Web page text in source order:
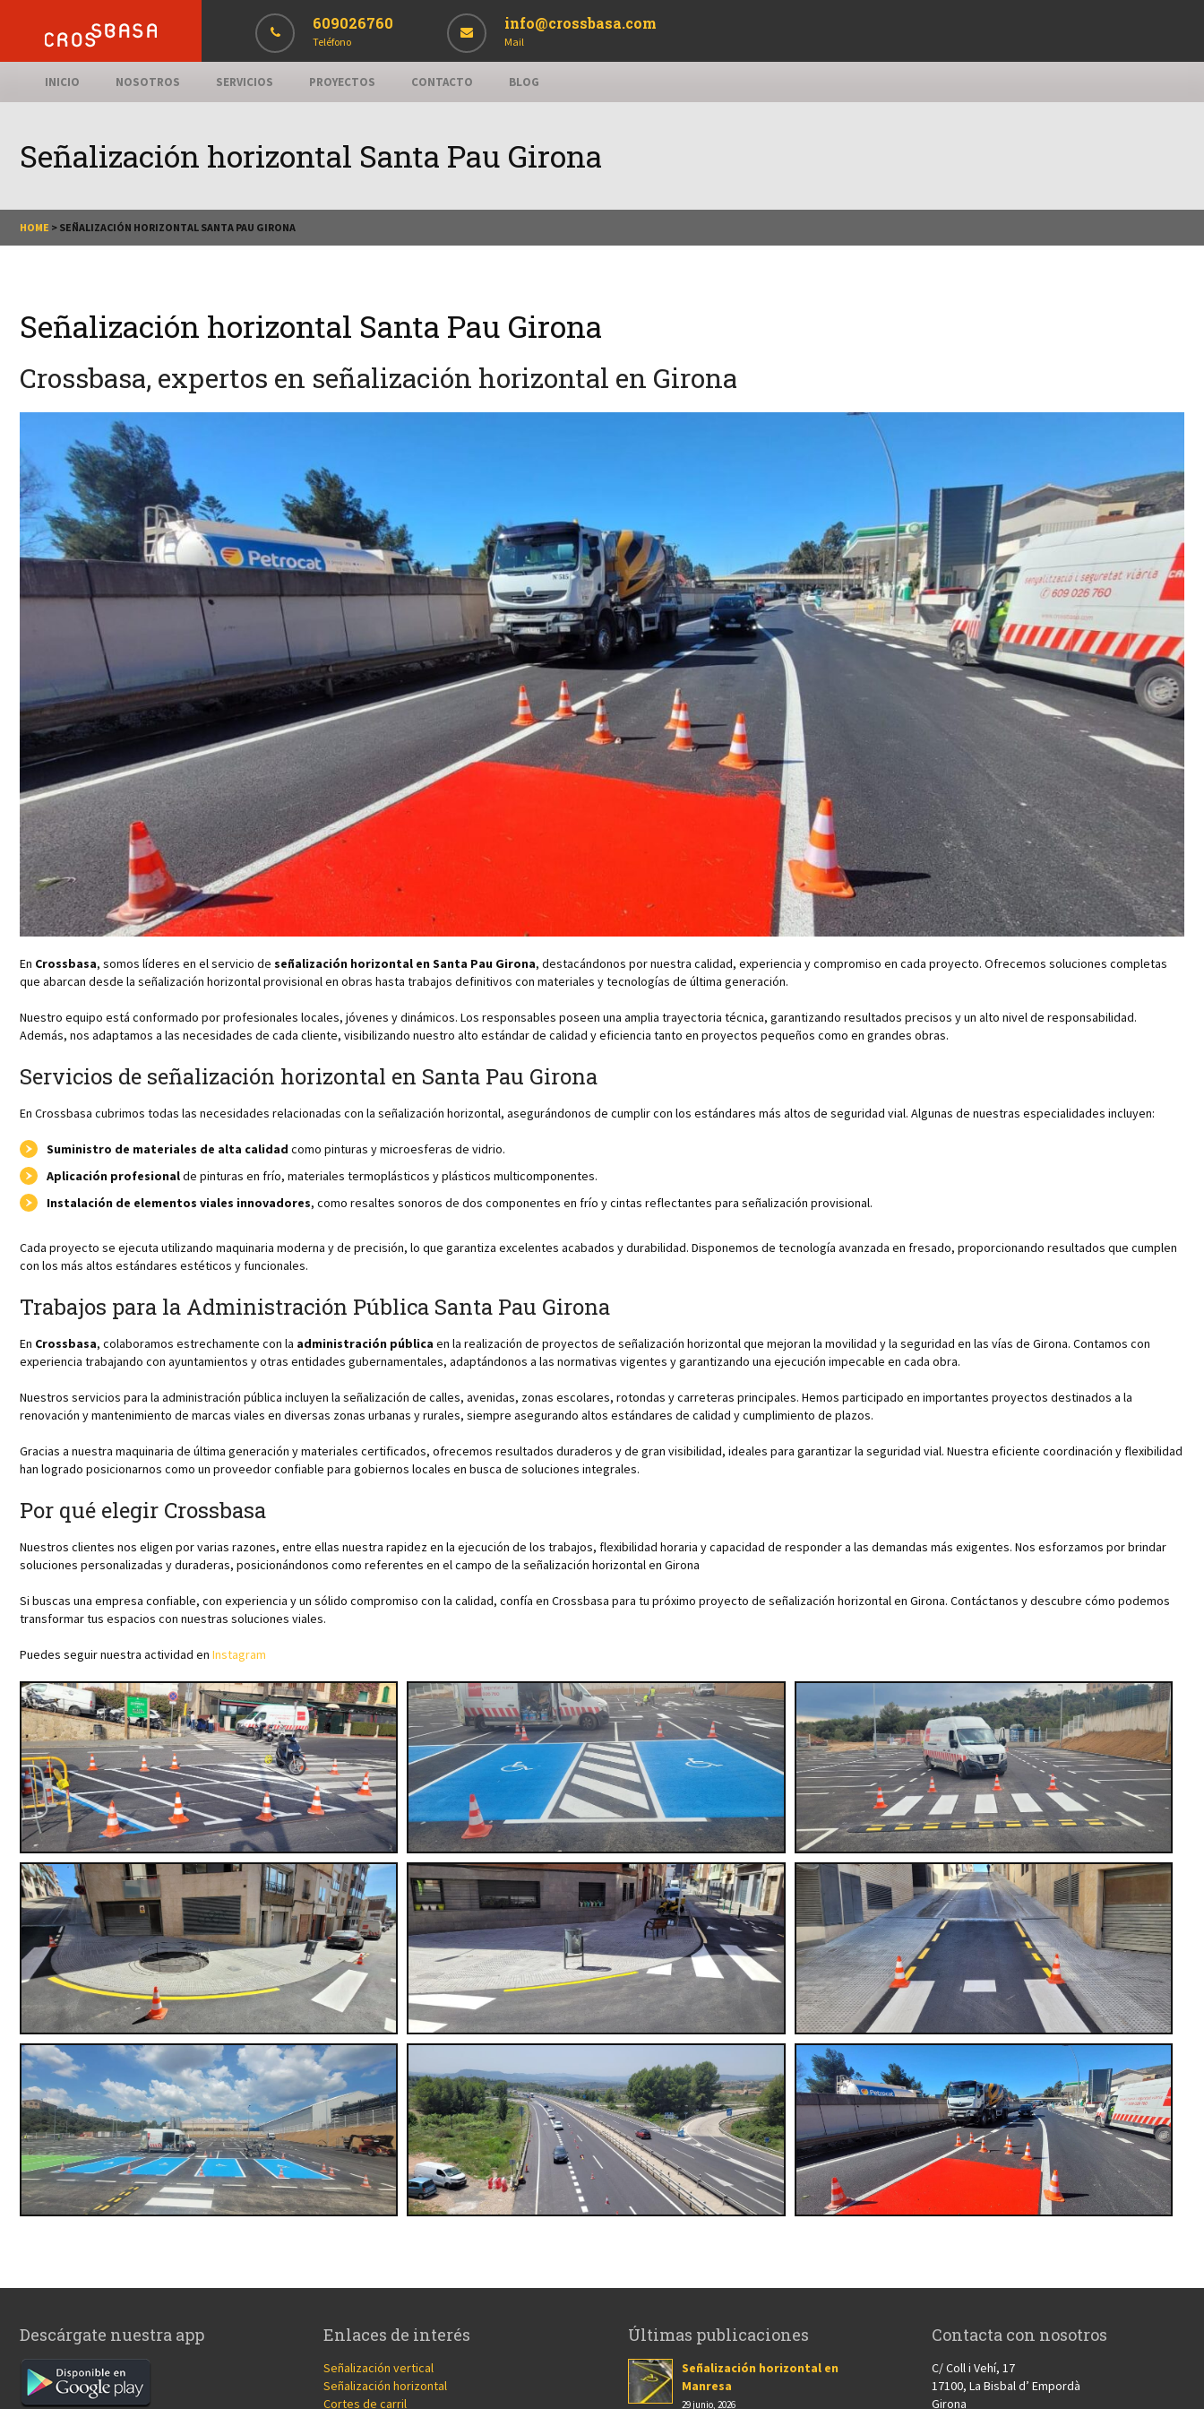
609026760
Teléfono
info@crossbasa.com
Mail
INICIO NOSOTROS SERVICIOS PROYECTOS CONTACTO BLOG
Señalización horizontal Santa Pau Girona
HOME > SEÑALIZACIÓN HORIZONTAL SANTA PAU GIRONA
Señalización horizontal Santa Pau Girona
Crossbasa, expertos en señalización horizontal en Girona
En Crossbasa, somos líderes en el servicio de señalización horizontal en Santa Pau Girona, destacándonos por nuestra calidad, experiencia y compromiso en cada proyecto. Ofrecemos soluciones completas
que abarcan desde la señalización horizontal provisional en obras hasta trabajos definitivos con materiales y tecnologías de última generación.
Nuestro equipo está conformado por profesionales locales, jóvenes y dinámicos. Los responsables poseen una amplia trayectoria técnica, garantizando resultados precisos y un alto nivel de responsabilidad.
Además, nos adaptamos a las necesidades de cada cliente, visibilizando nuestro alto estándar de calidad y eficiencia tanto en proyectos pequeños como en grandes obras.
Servicios de señalización horizontal en Santa Pau Girona
En Crossbasa cubrimos todas las necesidades relacionadas con la señalización horizontal, asegurándonos de cumplir con los estándares más altos de seguridad vial. Algunas de nuestras especialidades incluyen:
Suministro de materiales de alta calidad como pinturas y microesferas de vidrio.
Aplicación profesionalde pinturas en frío, materiales termoplásticos y plásticos multicomponentes.
Instalación de elementos viales innovadores, como resaltes sonoros de dos componentes en frío y cintas reflectantes para señalización provisional.
Cada proyecto se ejecuta utilizando maquinaria moderna y de precisión, lo que garantiza excelentes acabados y durabilidad. Disponemos de tecnología avanzada en fresado, proporcionando resultados que cumplen
con los más altos estándares estéticos y funcionales.
Trabajos para la Administración Pública Santa Pau Girona
En Crossbasa, colaboramos estrechamente con la administración pública en la realización de proyectos de señalización horizontal que mejoran la movilidad y la seguridad en las vías de Girona. Contamos con
experiencia trabajando con ayuntamientos y otras entidades gubernamentales, adaptándonos a las normativas vigentes y garantizando una ejecución impecable en cada obra.
Nuestros servicios para la administración pública incluyen la señalización de calles, avenidas, zonas escolares, rotondas y carreteras principales. Hemos participado en importantes proyectos destinados a la
renovación y mantenimiento de marcas viales en diversas zonas urbanas y rurales, siempre asegurando altos estándares de calidad y cumplimiento de plazos.
Gracias a nuestra maquinaria de última generación y materiales certificados, ofrecemos resultados duraderos y de gran visibilidad, ideales para garantizar la seguridad vial. Nuestra eficiente coordinación y flexibilidad
han logrado posicionarnos como un proveedor confiable para gobiernos locales en busca de soluciones integrales.
Por qué elegir Crossbasa
Nuestros clientes nos eligen por varias razones, entre ellas nuestra rapidez en la ejecución de los trabajos, flexibilidad horaria y capacidad de responder a las demandas más exigentes. Nos esforzamos por brindar
soluciones personalizadas y duraderas, posicionándonos como referentes en el campo de la señalización horizontal en Girona
Si buscas una empresa confiable, con experiencia y un sólido compromiso con la calidad, confía en Crossbasa para tu próximo proyecto de señalización horizontal en Girona. Contáctanos y descubre cómo podemos
transformar tus espacios con nuestras soluciones viales.
Puedes seguir nuestra actividad en Instagram
Descárgate nuestra app Enlaces de interés
Señalización vertical
Señalización horizontal
Cortes de carril
Últimas publicaciones
Señalización horizontal en
Manresa
29 junio, 2026
Contacta con nosotros
C/ Coll i Vehí, 17
17100, La Bisbal d’ Empordà
Girona